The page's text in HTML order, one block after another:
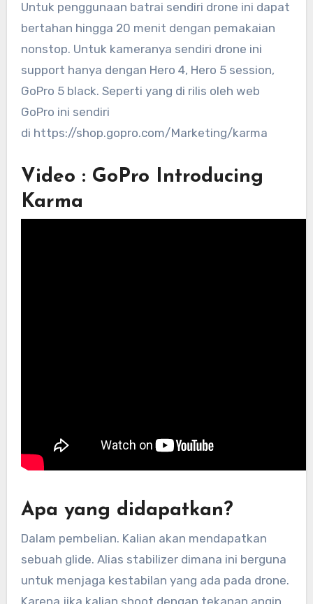
Untuk penggunaan batrai sendiri drone ini dapat
bertahan hingga 20 menit dengan pemakaian
nonstop. Untuk kameranya sendiri drone ini
support hanya dengan Hero 4, Hero 5 session,
GoPro 5 black. Seperti yang di rilis oleh web
GoPro ini sendiri
di https://shop.gopro.com/Marketing/karma
Video : GoPro Introducing
Karma
Apa yang didapatkan?
Dalam pembelian. Kalian akan mendapatkan
sebuah glide. Alias stabilizer dimana ini berguna
untuk menjaga kestabilan yang ada pada drone.
Karena jika kalian shoot dengan tekanan angin